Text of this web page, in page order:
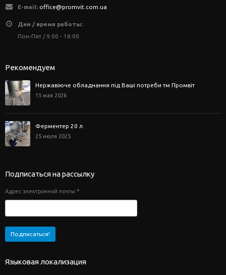
E-mail: office@promvit.com.ua
Дни / время работы:
Пон-Пят / 9:00 - 18:00
Рекомендуем
Нержавіюче обладнання під Ваші потреби тм Промвіт
15 мая 2026
Ферментер 20 л.
25 июля 2025
Подписаться на рассылку
Адрес электронной почты *
Языковая локализация